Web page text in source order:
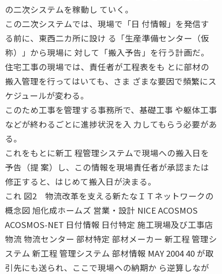
の二次システムを稼動し ていく。
この二次システムでは、現場で「日 付情報」を発信す
る前に、東西二カ所に設け る「生産準備センター（仮
称）」から現場に 対して「搬入予告」を行う計画だ。
住宅工事の現場では、責任者が工程表をも とに部材の
搬入管理を行ってはいても、さま ざまな要因で頻繁にス
ケジュールが変わる。
このため工事を管理する事務所で、基礎工事 や躯体工事
などが終わるごとに進捗状況を入 力してもらう必要があ
る。
これをもとに新工 程管理システムで現場への搬入日を
予告（提 案）し、この情報を現場責任者が承認または
修正すると、はじめて搬入日が決まる。
これ 図2 物流改革を支える新たなＩＴネットワークの
概念図 旭化成ホームズ 営業・設計 NICE ACOSMOS
ACOSMOS-NET 日付情報 日付特定 施工現場及び工事店
物流 物流センター 部材特定 部材メーカー 新工程 管理シ
ステム 新工程 管理システム 部材情報 MAY 2004 40 が取
引先にも送られ、ここで現場への納期か ら逆算しなが